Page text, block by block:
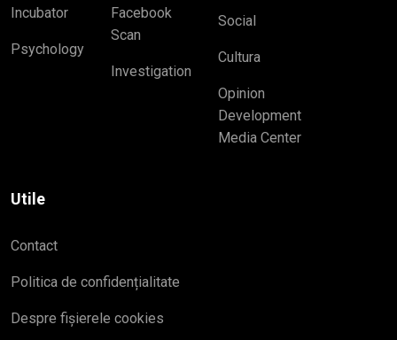
Incubator
Psychology
Facebook
Scan
Investigation
Social
Cultura
Opinion
Development
Media Center
Utile
Contact
Politica de confidențialitate
Despre fișierele cookies